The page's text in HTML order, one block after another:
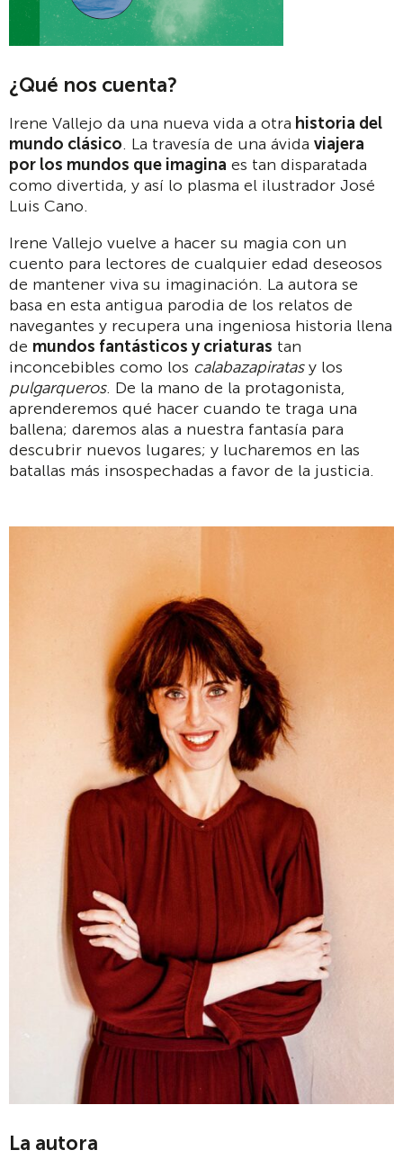
¿Qué nos cuenta?
Irene Vallejo da una nueva vida a otra historia del
mundo clásico. La travesía de una ávida viajera
por los mundos que imagina es tan disparatada
como divertida, y así lo plasma el ilustrador José
Luis Cano.
Irene Vallejo vuelve a hacer su magia con un
cuento para lectores de cualquier edad deseosos
de mantener viva su imaginación. La autora se
basa en esta antigua parodia de los relatos de
navegantes y recupera una ingeniosa historia llena
de mundos fantásticos y criaturas tan
inconcebibles como los calabazapiratasy los
pulgarqueros. De la mano de la protagonista,
aprenderemos qué hacer cuando te traga una
ballena; daremos alas a nuestra fantasía para
descubrir nuevos lugares; y lucharemos en las
batallas más insospechadas a favor de la justicia.
La autora